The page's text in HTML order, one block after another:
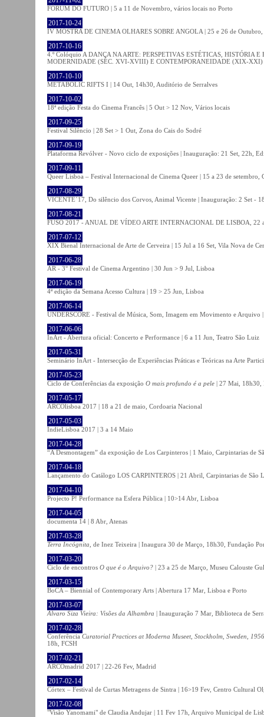
FÓRUM DO FUTURO | 5 a 11 de Novembro, vários locais no Porto
2017-10-24
IV MOSTRA DE CINEMA OLHARES SOBRE ANGOLA | 25 e 26 de
2017-10-16
4.º Colóquio A DANÇA NA ARTE: PERSPETIVAS ESTÉTICAS, HISTÓRIA
MODERNIDADE (SÉC. XVI-XVIII) E CONTEMPORANEIDADE (XIX-XXI)
2017-10-10
METABOLIC RIFTS I | 14 Out, 14h30, Auditório de Serralves
2017-10-02
18ª edição Festa do Cinema Francês | 5 Out > 12 Nov, Vários locais
2017-09-25
Festival Silêncio | 28 Set > 1 Out, Zona do Cais do Sodré
2017-09-19
Plataforma Revólver - Novo ciclo de exposições | Inauguração: 21 Set, 22h,
2017-09-11
Queer Lisboa – Festival Internacional de Cinema Queer | 15 a 23 de setembro,
2017-08-29
VICENTE´17, Do silêncio dos Corvos, Animal Vicente | Inauguração: 2 Set -
2017-08-21
FUSO 2017 - ANUAL DE VÍDEO ARTE INTERNACIONAL DE LISBOA, 22
2017-07-12
XIX Bienal Internacional de Arte de Cerveira | 15 Jul a 16 Set, Vila Nova de
2017-06-28
AR - 3° Festival de Cinema Argentino | 30 Jun > 9 Jul, Lisboa
2017-06-19
4ª edição da Semana Acesso Cultura | 19 > 25 Jun, Lisboa
2017-06-14
UNDERSCORE - Festival de Música, Som, Imagem em Movimento e Arquivo
2017-06-06
InArt - Abertura oficial: Concerto e Performance | 6 a 11 Jun, Teatro São Luiz
2017-05-31
Seminário InArt - Intersecção de Experiências Práticas e Teóricas na Arte
2017-05-23
Ciclo de Conferências da exposição O mais profundo é a pele | 27 Mai, 18h30,
2017-05-17
ARCOlisboa 2017 | 18 a 21 de maio, Cordoaria Nacional
2017-05-03
IndieLisboa 2017 | 3 a 14 Maio
2017-04-28
“A Desmontagem” da exposição de Los Carpinteros | 1 Maio, Carpintarias de
2017-04-18
Lançamento do Catálogo LOS CARPINTEROS | 21 Abril, Carpintarias de São
2017-04-10
Projecto P! Performance na Esfera Pública | 10>14 Abr, Lisboa
2017-04-05
documenta 14 | 8 Abr, Atenas
2017-03-28
Terra Incógnita , de Inez Teixeira | Inaugura 30 de Março, 18h30, Fundação
2017-03-20
Ciclo de encontros O que é o Arquivo? | 23 a 25 de Março, Museu Calouste
2017-03-15
BoCA – Biennial of Contemporary Arts | Abertura 17 Mar, Lisboa e Porto
2017-03-07
Álvaro Siza Vieira: Visões da Alhambra | Inauguração 7 Mar, Biblioteca de
2017-02-28
Conferência Curatorial Practices at Moderna Museet, Stockholm, Sweden,
18h, FCSH
2017-02-21
ARCOmadrid 2017 | 22-26 Fev, Madrid
2017-02-14
Córtex – Festival de Curtas Metragens de Sintra | 16>19 Fev, Centro Cultural
2017-02-08
"Visão Yanomami" de Claudia Andujar | 11 Fev 17h, Arquivo Municipal de